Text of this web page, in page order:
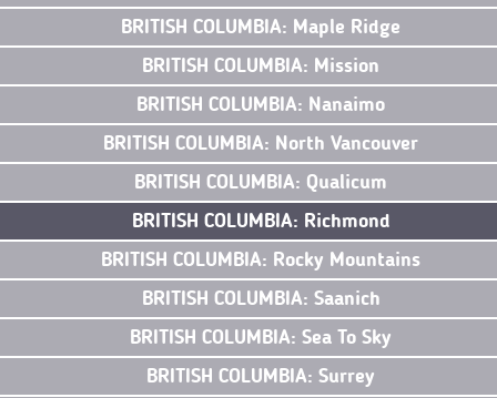
BRITISH COLUMBIA: Maple Ridge
BRITISH COLUMBIA: Mission
BRITISH COLUMBIA: Nanaimo
BRITISH COLUMBIA: North Vancouver
BRITISH COLUMBIA: Qualicum
BRITISH COLUMBIA: Richmond
BRITISH COLUMBIA: Rocky Mountains
BRITISH COLUMBIA: Saanich
BRITISH COLUMBIA: Sea To Sky
BRITISH COLUMBIA: Surrey